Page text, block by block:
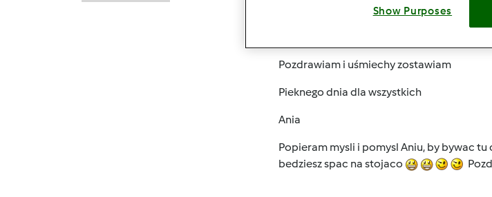
kuchni ,ale nowy w kartonie dla
Pozdrawiam i uśmiechy zostawiam
Pieknego dnia dla wszystkich
Ania
Popieram mysli i pomysl Aniu, by bywac tu
bedziesz spac na stojaco
Show Purposes